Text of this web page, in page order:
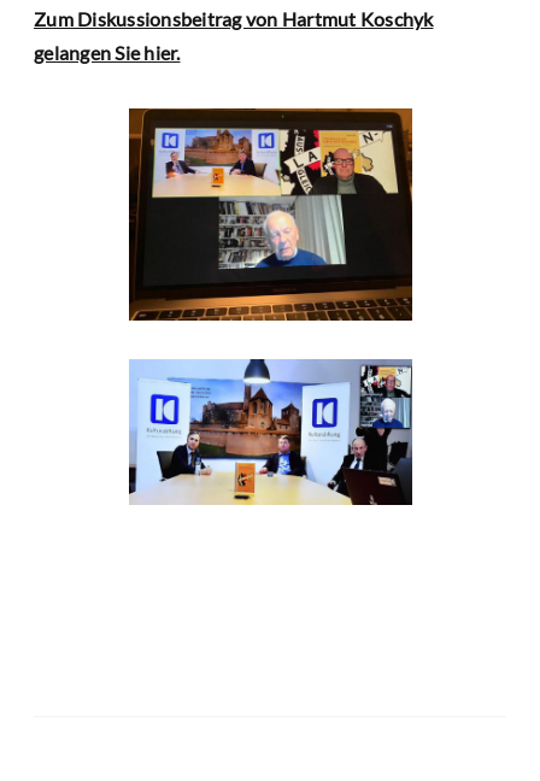
Zum Diskussionsbeitrag von Hartmut Koschyk
gelangen Sie hier.